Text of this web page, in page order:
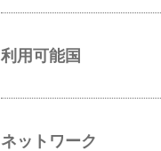
利用可能国
ネットワーク